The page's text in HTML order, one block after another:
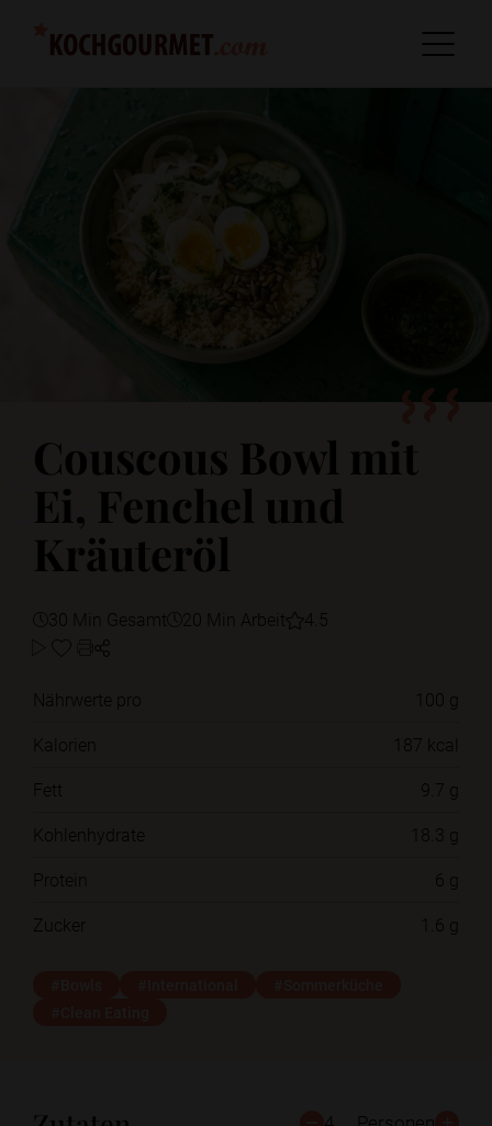
Couscous Bowl mit
Ei, Fenchel und
Kräuteröl
30 Min Gesamt 20 Min Arbeit 4.5
Nährwerte pro
100 g
Kalorien
187 kcal
Fett
9.7 g
Kohlenhydrate
18.3 g
Protein
6 g
Zucker
1.6 g